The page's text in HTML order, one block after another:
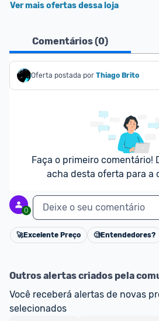
Ver mais ofertas dessa loja
Comentários (0)
Oferta postada por Thiago Brito
Faça o primeiro comentário!
acha desta oferta para a
0 Deixe o seu comentário
🚀Excelente Preço 🧐Entendedores?
Outros alertas criados pela
Você receberá alertas de novas
selecionados